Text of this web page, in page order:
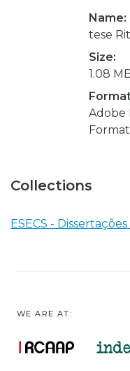
Name:
tese
Size:
1.08
Adobe
Format
Collections
ESECS -
WE ARE AT: